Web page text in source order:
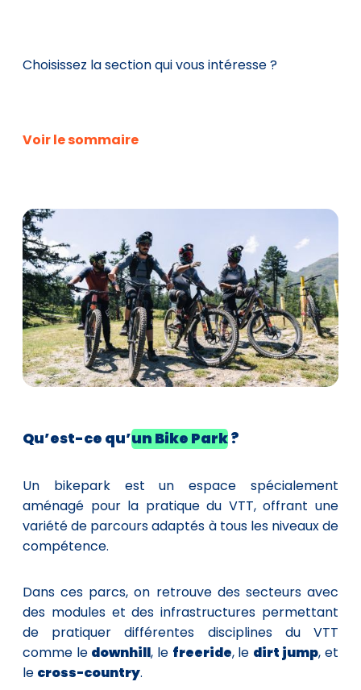
Choisissez la section qui vous intéresse ?
Voir le sommaire
Qu’est-ce qu’un Bike Park?
Un bikepark est un espace spécialement
aménagé pour la pratique du VTT, offrant une
variété de parcours adaptés à tous les niveaux de
compétence.
Dans ces parcs, on retrouve des secteurs avec
des modules et des infrastructures permettant
de pratiquer différentes disciplines du VTT
comme le downhill, le freeride, le dirt jump, et
le cross-country.